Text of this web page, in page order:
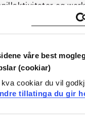
våre best
(cookiar)
cookiar du vil
tillatinga du gir
og
som kan